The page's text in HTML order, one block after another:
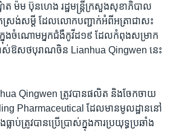
ឌិត​ ម៉ម ប៊ុនហេង​ រដ្ឋមន្ត្រី​ក្រសួង​សុខាភិបាល
ស្រង់​សម្ដី ដែល​លោក​បញ្ជាក់​អំពី​អត្រា​ជា​សះ
ក្នុងចំណោម​អ្នក​ជំងឺ​កូវីដ១៩ ​ដែល​កំពុង​សម្រាក​
រាស់​ឱសថ​បុរាណ​ចិន Lianhua Qingwen នេះ​
Qingwen ត្រូវ​បាន​ផលិត ​និង​ចែកចាយ​
Pharmaceutical ដែល​មាន​មូលដ្ឋាន​នៅ​
ាប់​ត្រូវ​បានប្រើប្រាស់​ក្នុង​ការ​ប្រយុទ្ធ​ប្រឆាំង​